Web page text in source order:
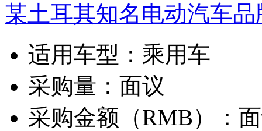
某土耳其知名电动汽车品
适用车型： 乘用车
采购量： 面议
采购金额（RMB）：